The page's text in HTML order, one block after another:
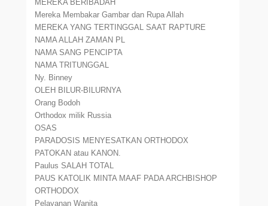
MEREKA BERIBADAH
Mereka Membakar Gambar dan Rupa Allah
MEREKA YANG TERTINGGAL SAAT RAPTURE
NAMA ALLAH ZAMAN PL
NAMA SANG PENCIPTA
NAMA TRITUNGGAL
Ny. Binney
OLEH BILUR-BILURNYA
Orang Bodoh
Orthodox milik Russia
OSAS
PARADOSIS MENYESATKAN ORTHODOX
PATOKAN atau KANON.
Paulus SALAH TOTAL
PAUS KATOLIK MINTA MAAF PADA ARCHBISHOP
ORTHODOX
Pelayanan Wanita